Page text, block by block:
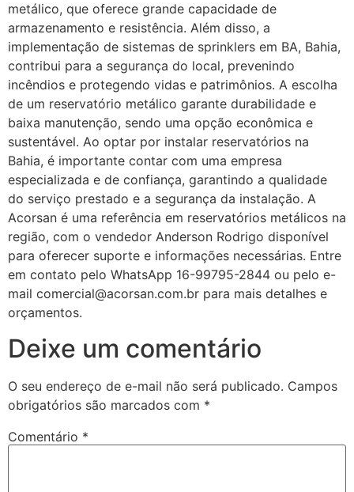
metálico, que oferece grande capacidade de
armazenamento e resistência. Além disso, a
implementação de sistemas de sprinklers em BA, Bahia,
contribui para a segurança do local, prevenindo
incêndios e protegendo vidas e patrimônios. A escolha
de um reservatório metálico garante durabilidade e
baixa manutenção, sendo uma opção econômica e
sustentável. Ao optar por instalar reservatórios na
Bahia, é importante contar com uma empresa
especializada e de confiança, garantindo a qualidade
do serviço prestado e a segurança da instalação. A
Acorsan é uma referência em reservatórios metálicos na
região, com o vendedor Anderson Rodrigo disponível
para oferecer suporte e informações necessárias. Entre
em contato pelo WhatsApp 16-99795-2844 ou pelo e-
mail comercial@acorsan.com.br para mais detalhes e
orçamentos.
Deixe um comentário
O seu endereço de e-mail não será publicado. Campos
obrigatórios são marcados com *
Comentário *